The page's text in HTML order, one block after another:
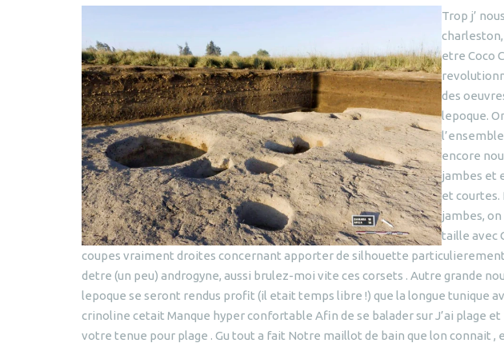
Trop j’
etre Coco
des
lepoque.
encore
jambes et
et courtes.
jambes,
taille avec
coupes vraiment droites concernant apporter de silhouette
detre (un peu) androgyne, aussi brulez-moi vite ces corsets . Autre grande
lepoque se seront rendus profit (il etait temps libre !) que la longue tunique
crinoline cetait Manque hyper confortable Afin de se balader sur J’ai plage
votre tenue pour plage . Gu tout a fait Notre maillot de bain que lon connait ,